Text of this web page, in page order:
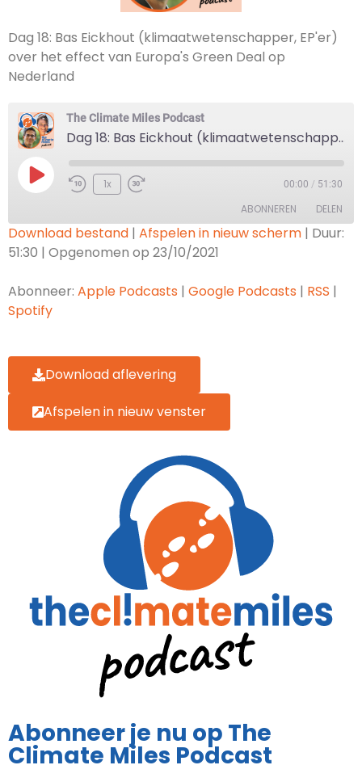
Dag 18: Bas Eickhout (klimaatwetenschapper, EP'er)
over het effect van Europa's Green Deal op
Nederland
The Climate Miles Podcast
Dag 18: Bas Eickhout (klimaatwetenschapper, EP'er) over het effect van Europa's Green Deal op Nederland
1x 00:00 / 51:30
ABONNEREN DELEN
Apple Podcasts Google Podcasts
RSS FEED
DELEN
LINK
Download bestand | Afspelen in nieuw scherm | Duur:
51:30 | Opgenomen op 23/10/2021
Abonneer: Apple Podcasts | Google Podcasts | RSS |
Spotify
Download aflevering
Afspelen in nieuw venster
Abonneer je nu op The
Climate Miles Podcast